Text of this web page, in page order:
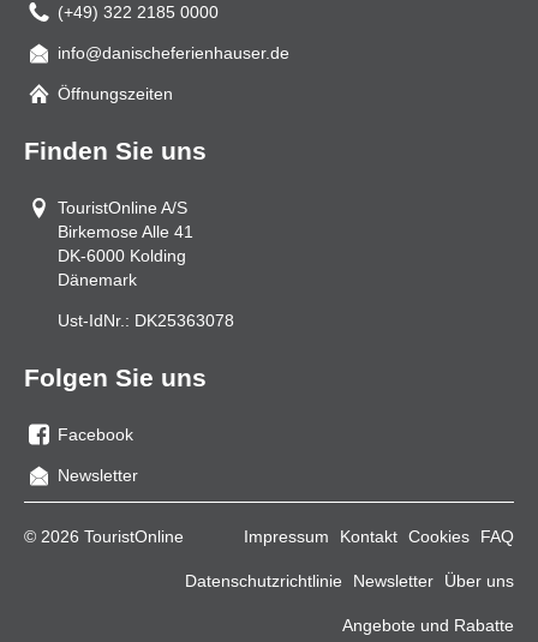
(+49) 322 2185 0000
Mail
info@danischeferienhauser.de
Öffnungszeiten
Finden Sie uns
TouristOnline A/S
Birkemose Alle 41
DK-6000 Kolding
Dänemark
Ust-IdNr.: DK25363078
Folgen Sie uns
Sie
uns
Facebook
Newsletter
© 2026 TouristOnline Impressum Kontakt Cookies FAQ
Datenschutzrichtlinie Newsletter Über uns
Angebote und Rabatte